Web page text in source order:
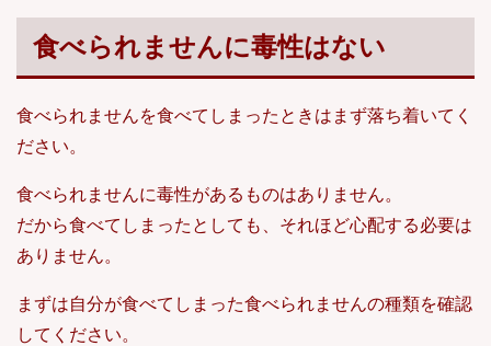
食べられませんに毒性はない
食べられませんを食べてしまったときはまず落ち着いてく
ださい。
食べられませんに毒性があるものはありません。
だから食べてしまったとしても、それほど心配する必要は
ありません。
まずは自分が食べてしまった食べられませんの種類を確認
してください。